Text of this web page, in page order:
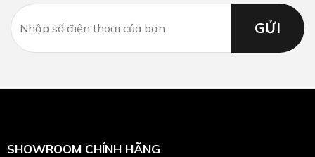
SHOWROOM CHÍNH HÃNG